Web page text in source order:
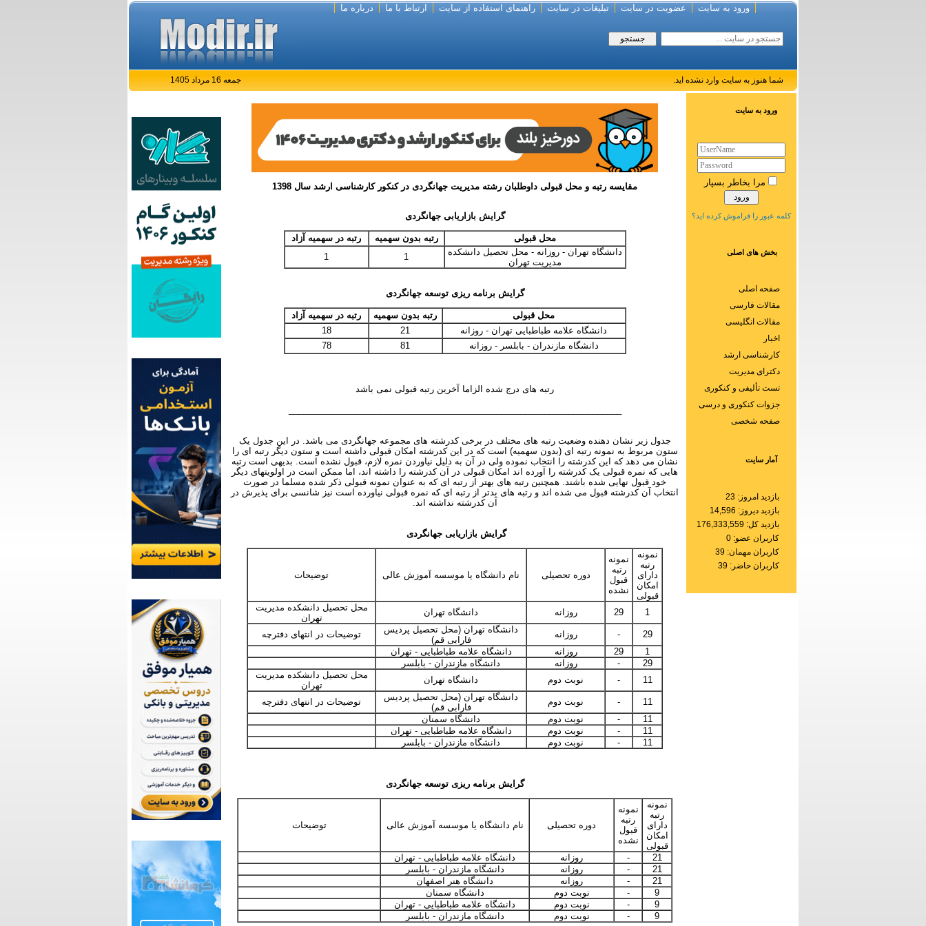
ورود به سایت عضویت در سایت تبلیغات در سایت راهنمای استفاده از سایت ارتباط با ما درباره ما
شما هنوز به سایت وارد نشده اید. جمعه 16 مرداد 1405
ورود به سایت
مرا بخاطر بسپار
کلمه عبور را فراموش کرده اید؟
بخش های اصلی
صفحه اصلی
مقالات فارسی
مقالات انگلیسی
اخبار
کارشناسی ارشد
دکترای مدیریت
تست تألیفی و کنکوری
جزوات کنکوری و درسی
صفحه شخصی
آمار سایت
بازدید امروز: 23
بازدید دیروز: 14,596
بازدید کل: 176,333,559
کاربران عضو: 0
کاربران مهمان: 39
کاربران حاضر: 39
مقایسه رتبه و محل قبولی داوطلبان رشته مدیریت جهانگردی در کنکور کارشناسی ارشد سال 1398
گرایش بازاریابی جهانگردی
محل قبولی رتبه بدون سهمیه
رتبه در سهمیه آزاد
دانشگاه تهران - روزانه - محل تحصیل دانشکده
مدیریت تهران
1
1
گرایش برنامه ریزی توسعه جهانگردی
محل قبولی رتبه بدون سهمیه
رتبه در سهمیه آزاد
دانشگاه علامه طباطبایی تهران - روزانه
21
18
دانشگاه مازندران - بابلسر - روزانه
81
78
رتبه های درج شده الزاما آخرین رتبه قبولی نمی باشد
جدول زیر نشان دهنده وضعیت رتبه های مختلف در برخی کدرشته های مجموعه جهانگردی می باشد. در این جدول یک
ستون مربوط به نمونه رتبه ای (بدون سهمیه) است که در این کدرشته امکان قبولی داشته است و ستون دیگر رتبه ای را
نشان می دهد که این کدرشته را انتخاب نموده ولی در آن به دلیل نیاوردن نمره لازم، قبول نشده است. بدیهی است رتبه
هایی که نمره قبولی یک کدرشته را آورده اند امکان قبولی در آن کدرشته را داشته اند، اما ممکن است در اولویتهای دیگر
خود قبول نهایی شده باشند. همچنین رتبه های بهتر از رتبه ای که به عنوان نمونه قبولی ذکر شده مسلما در صورت
انتخاب آن کدرشته قبول می شده اند و رتبه های بدتر از رتبه ای که نمره قبولی نیاورده است نیز شانسی برای پذیرش در
آن کدرشته نداشته اند.
گرایش بازاریابی جهانگردی
نمونه
رتبه
دارای
امکان
قبولی
نمونه
رتبه
قبول
نشده
دوره تحصیلی نام دانشگاه یا موسسه آموزش عالی توضیحات
1
29 روزانه دانشگاه تهران
محل تحصیل دانشکده مدیریت
تهران
29
- روزانه
دانشگاه تهران (محل تحصیل پردیس
فارابی قم)
توضیحات در انتهای دفترچه
1
29 روزانه
دانشگاه علامه طباطبایی - تهران
29
- روزانه
دانشگاه مازندران - بابلسر
11
- نوبت دوم دانشگاه تهران
محل تحصیل دانشکده مدیریت
تهران
11
- نوبت دوم
دانشگاه تهران (محل تحصیل پردیس
فارابی قم)
توضیحات در انتهای دفترچه
11
- نوبت دوم
دانشگاه سمنان
11
- نوبت دوم
دانشگاه علامه طباطبایی - تهران
11
- نوبت دوم دانشگاه مازندران - بابلسر
گرایش برنامه ریزی توسعه جهانگردی
نمونه
رتبه
دارای
امکان
قبولی
نمونه
رتبه
قبول
نشده
دوره تحصیلی نام دانشگاه یا موسسه آموزش عالی توضیحات
21
- روزانه
دانشگاه علامه طباطبایی - تهران
21
- روزانه
دانشگاه مازندران - بابلسر
21
- روزانه
دانشگاه هنر اصفهان
9
- نوبت دوم
دانشگاه سمنان
9
- نوبت دوم
دانشگاه علامه طباطبایی - تهران
9
- نوبت دوم دانشگاه مازندران - بابلسر